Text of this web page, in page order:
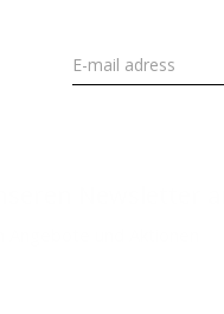
Newsletter an
und Aktionen